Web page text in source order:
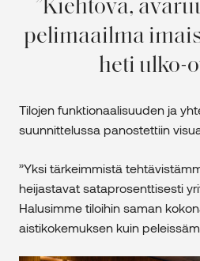
Kiehtova,
pelimaailma
heti ulko-
Tilojen funktionaalisuuden ja
suunnittelussa panostettiin
”Yksi tärkeimmistä
heijastavat sataprosenttisesti
Halusimme tiloihin saman
aistikokemuksen kuin